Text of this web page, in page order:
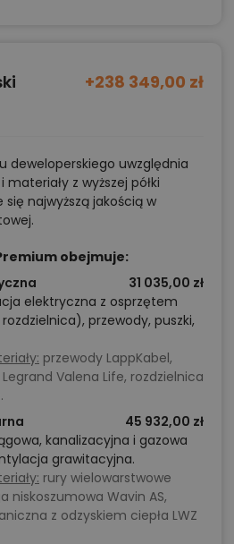
+238 349,00 zł
deweloperskiego uwzględnia
z wyższej półki
najwyższą jakością w
obejmuje:
31 035,00 zł
elektryczna z osprzętem
przewody, puszki,
przewody LappKabel,
Valena Life, rozdzielnica
45 932,00 zł
kanalizacyjna i gazowa
grawitacyjna.
rury wielowarstwowe
niskoszumowa Wavin AS,
z odzyskiem ciepła LWZ